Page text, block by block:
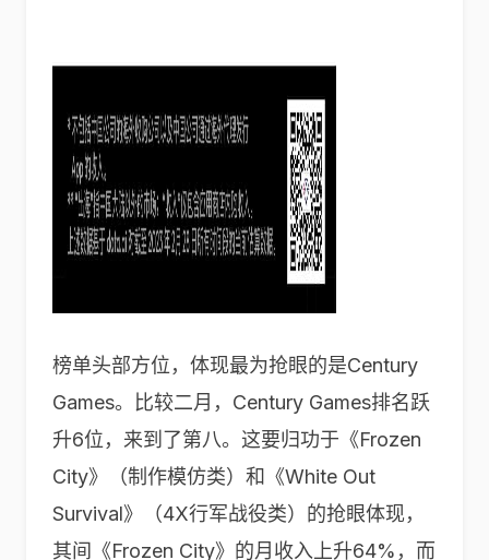
榜单头部方位，体现最为抢眼的是Century
Games。比较二月，Century Games排名跃
升6位，来到了第八。这要归功于《Frozen
City》（制作模仿类）和《White Out
Survival》（4X行军战役类）的抢眼体现，
其间《Frozen City》的月收入上升64%，而